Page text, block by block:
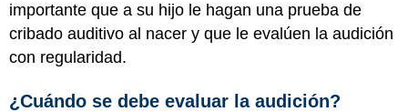
importante que a su hijo le hagan una prueba de
cribado auditivo al nacer y que le evalúen la audición
con regularidad.
¿Cuándo se debe evaluar la audición?